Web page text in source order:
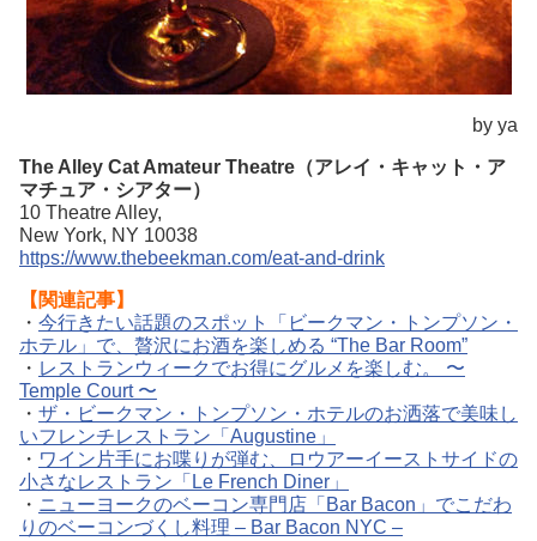
by ya
The Alley Cat Amateur Theatre（アレイ・キャット・ア
マチュア・シアター）
10 Theatre Alley,
New York, NY 10038
https://www.thebeekman.com/eat-and-drink
【関連記事】
・ 今行きたい話題のスポット「ビークマン・トンプソン・
ホテル」で、贅沢にお酒を楽しめる “The Bar Room”
・ レストランウィークでお得にグルメを楽しむ。 〜
Temple Court 〜
・ ザ・ビークマン・トンプソン・ホテルのお洒落で美味し
いフレンチレストラン「Augustine」
・ ワイン片手にお喋りが弾む、ロウアーイーストサイドの
小さなレストラン「Le French Diner」
・ ニューヨークのベーコン専門店「Bar Bacon」でこだわ
りのベーコンづくし料理 – Bar Bacon NYC –